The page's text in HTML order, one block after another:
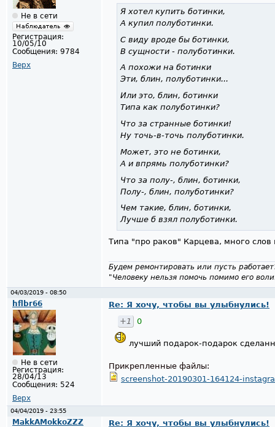
Не в сети
Регистрация:
10/05/10
Сообщения: 9784
Верх
Я хотел купить ботинки,
А купил полуботинки.
С виду вроде бы ботинки,
В сущности - полуботинки.
А похожи на ботинки
Эти, блин, полуботинки...
Или это, блин, ботинки
Типа как полуботинки?
Что за странные ботинки!
Ну точь-в-точь полуботинки.
Может, это не ботинки,
А и впрямь полуботинки?
Что за полу-, блин, ботинки,
Полу-, блин, полуботинки?
Чем такие, блин, ботинки,
Лучше б взял полуботинки.
Типа "про раков" Карцева, много слов
Будем ремонтировать или пусть
"Человеку нельзя помочь помимо его
04/03/2019 - 08:50
hflbr66
Не в сети
Регистрация:
28/04/13
Сообщения: 524
Верх
Re: Я хочу, чтобы вы улыбнулись!
+1
0
лучший подарок-подарок
Прикрепленные файлы:
screenshot-20190301-164124-
04/04/2019 - 23:55
MakkAMokkoZZZ
Re: Я хочу, чтобы вы улыбнулись!